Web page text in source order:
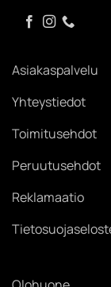
Asiakaspalvelu
Yhteystiedot
Toimitusehdot
Peruutusehdot
Reklamaatio